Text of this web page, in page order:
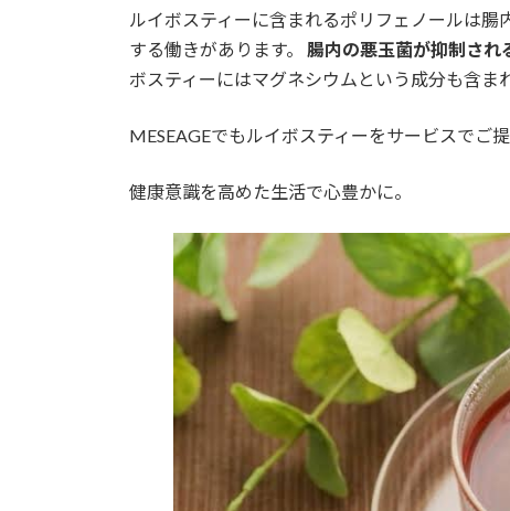
新
日
時
:
ルイボスティーに含まれるポリフェノールは
する働きがあります。 腸内の悪玉菌が抑制され
ボスティーにはマグネシウムという成分も含ま
MESEAGEでもルイボスティーをサービスでご
健康意識を高めた生活で心豊かに。